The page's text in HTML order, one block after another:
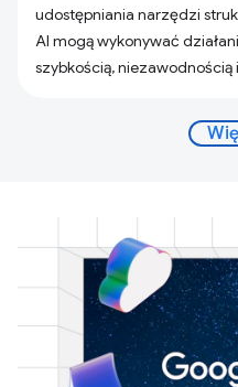
udostępniania narzędzi
AI mogą wykonywać
szybkością, niezawodnością